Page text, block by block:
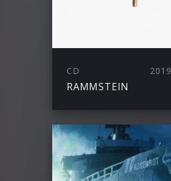
CD 2019
RAMMSTEIN